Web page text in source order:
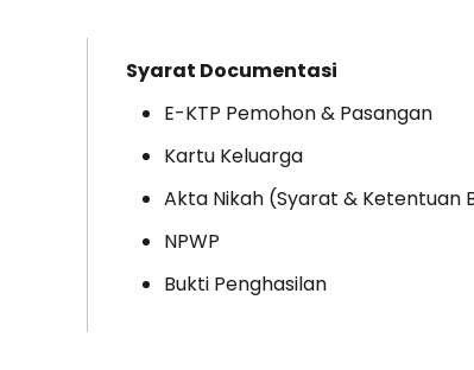
Syarat Documentasi
E-KTP Pemohon & Pasangan
Kartu Keluarga
Akta Nikah (Syarat & Ketentuan
NPWP
Bukti Penghasilan